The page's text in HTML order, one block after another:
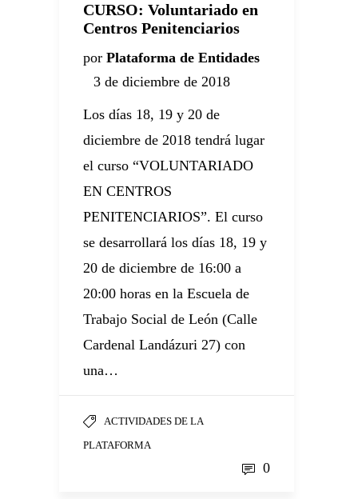
CURSO: Voluntariado en
Centros Penitenciarios
por Plataforma de Entidades
3 de diciembre de 2018
Los días 18, 19 y 20 de
diciembre de 2018 tendrá lugar
el curso “VOLUNTARIADO
EN CENTROS
PENITENCIARIOS”. El curso
se desarrollará los días 18, 19 y
20 de diciembre de 16:00 a
20:00 horas en la Escuela de
Trabajo Social de León (Calle
Cardenal Landázuri 27) con
una…
ACTIVIDADES DE LA
PLATAFORMA
0